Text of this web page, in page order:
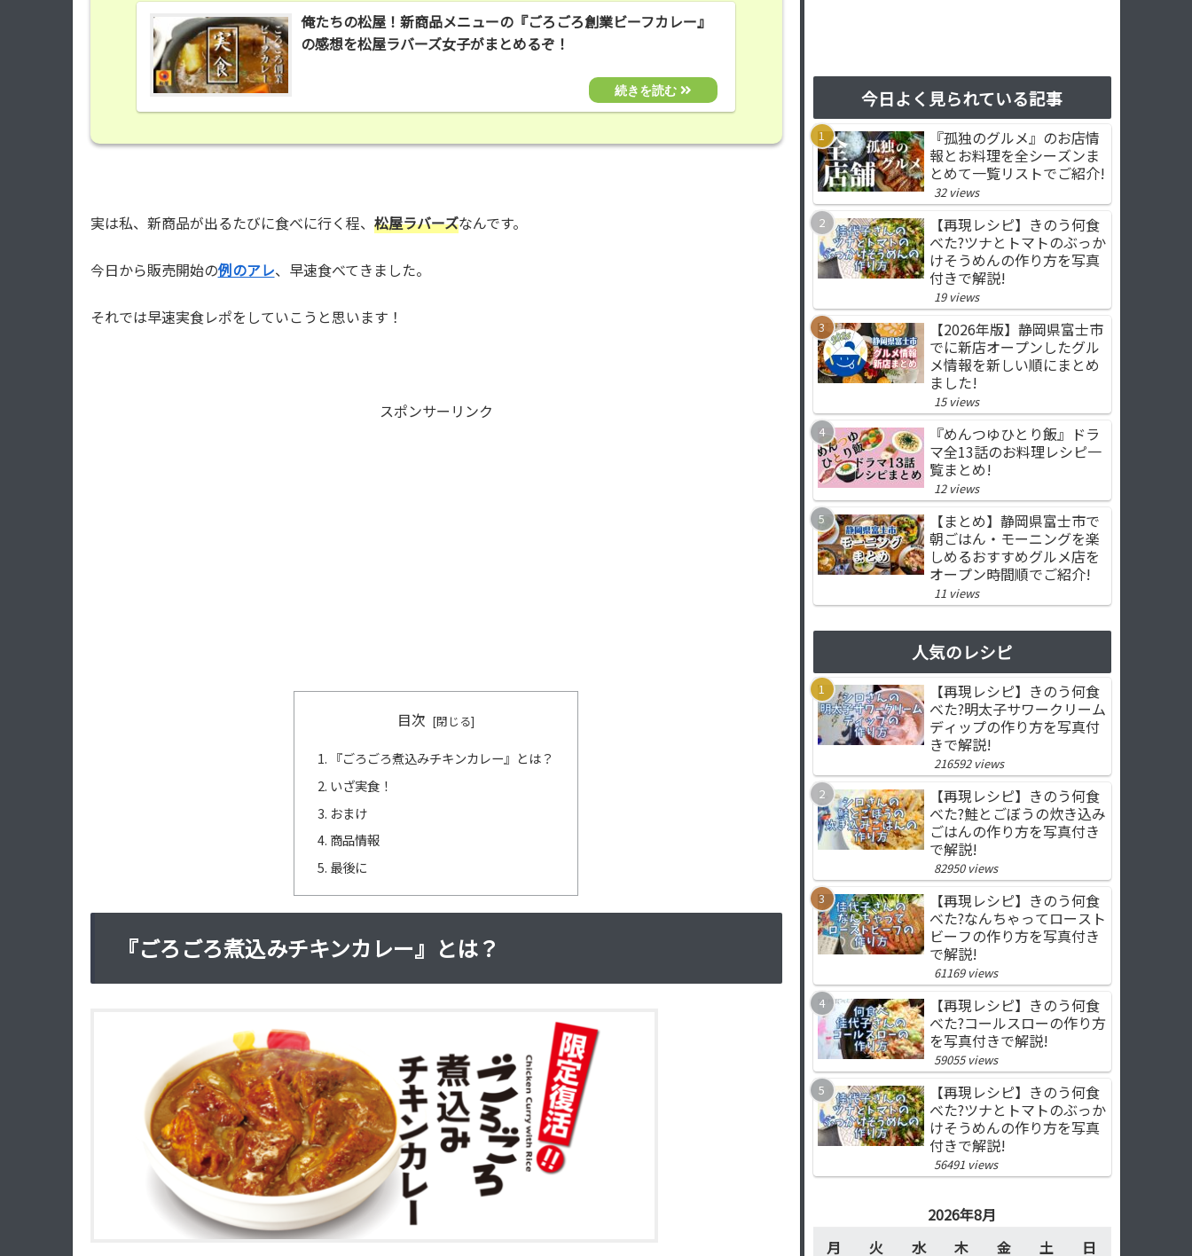
俺たちの松屋！新商品メニューの『ごろごろ創業ビーフカレー』
の感想を松屋ラバーズ女子がまとめるぞ！
実は私、新商品が出るたびに食べに行く程、 松屋ラバーズなんです。
今日から販売開始の例のアレ、早速食べてきました。
それでは早速実食レポをしていこうと思います！
スポンサーリンク
目次
『ごろごろ煮込みチキンカレー』とは？
いざ実食！
おまけ
商品情報
最後に
『ごろごろ煮込みチキンカレー』とは？
今日よく見られている記事
『孤独のグルメ』のお店情
報とお料理を全シーズンま
とめて一覧リストでご紹介!
32 views
【再現レシピ】きのう何食
べた?ツナとトマトのぶっか
けそうめんの作り方を写真
付きで解説!
19 views
【2026年版】静岡県富士市
でに新店オープンしたグル
メ情報を新しい順にまとめ
ました!
15 views
『めんつゆひとり飯』ドラ
マ全13話のお料理レシピ一
覧まとめ!
12 views
【まとめ】静岡県富士市で
朝ごはん・モーニングを楽
しめるおすすめグルメ店を
オープン時間順でご紹介!
11 views
人気のレシピ
【再現レシピ】きのう何食
べた?明太子サワークリーム
ディップの作り方を写真付
きで解説!
216592 views
【再現レシピ】きのう何食
べた?鮭とごぼうの炊き込み
ごはんの作り方を写真付き
で解説!
82950 views
【再現レシピ】きのう何食
べた?なんちゃってロースト
ビーフの作り方を写真付き
で解説!
61169 views
【再現レシピ】きのう何食
べた?コールスローの作り方
を写真付きで解説!
59055 views
【再現レシピ】きのう何食
べた?ツナとトマトのぶっか
けそうめんの作り方を写真
付きで解説!
56491 views
2026年8月
月
火 水 木 金 土 日